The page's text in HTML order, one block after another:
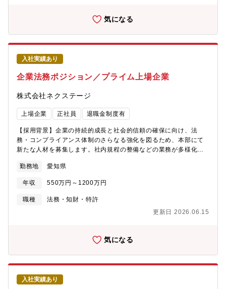
点検・整備・車検業務を中心に実務を担当します！■もちろん、先
輩社員のサポートもあるのでその点はご安心ください！■輸入車や
高級車など、多様なメーカーに携われるため、あなたのスキルを
底上げできます！【求める人物像】・整備士として長くキャリア
を築きたい・車も好き・人と話すことも好き・公私とも充実でき
る場でスキルを磨きたい・国家資格の取得を目指したい・整備士
資格を活かしたい など
気になる
入社実績あり
企業法務ポジション／プライム上場企業
株式会社ネクステージ
上場企業 正社員 退職金制度有
【採用背景】企業の持続的成長と社会的信頼の確保に向け、法
務・コンプライアンス体制のさらなる強化を図るため、本部にて
新たな人材を募集します。社内規程の整備などの業務が多様化・
めています。【業務概要】企業法務全般を担当していただきま
す。（リーガルチェック、コンプライアンス、リスク、その他各
種法務対応）【業務内容詳細】・リーガルチェック・リスクマネ
ジメント、コンプライアンス、ガバナンスに関する業務・各種プ
ト・契約書のレビュー・法務相談 【組織構成】・配属：管理本
勤務地 愛知県
年収 550万円～1200万円
職種
法務・知財・特許
更新日 2026.06.15
気になる
入社実績あり